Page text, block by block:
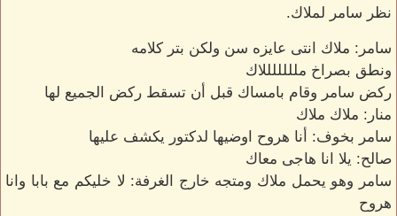
نظر سامر لملاك.
سامر: ملاك انتى عايزه سن ولكن بتر كلامه
ونطق بصراخ ملللللللاك
ركض سامر وقام بامساك قبل أن تسقط ركض الجميع لها
منار: ملاك ملاك
سامر بخوف: أنا هروح اوضيها لدكتور يكشف عليها
صالح: يلا انا هاجى معاك
سامر وهو يحمل ملاك ومتجه خارج الغرفة: لا خليكم مع بابا وانا
هروح